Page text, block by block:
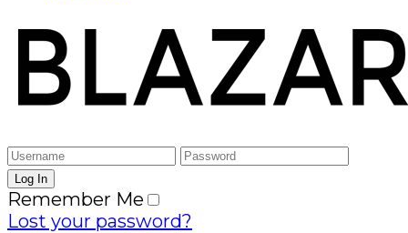
Remember Me
Lost your password?